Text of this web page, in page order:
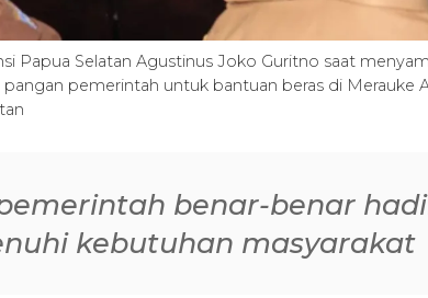
Papua Selatan Agustinus Joko Guritno saat
pemerintah untuk bantuan beras di Merauke
benar-benar
kebutuhan masyarakat